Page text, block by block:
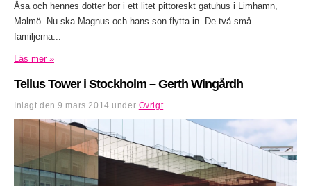
Åsa och hennes dotter bor i ett litet pittoreskt gatuhus i Limhamn,
Malmö. Nu ska Magnus och hans son flytta in. De två små
familjerna...
Läs mer »
Tellus Tower i Stockholm – Gerth Wingårdh
Inlagt den9 mars 2014 under Övrigt.